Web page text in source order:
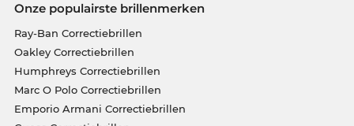
Onze populairste brillenmerken
Ray-Ban Correctiebrillen
Oakley Correctiebrillen
Humphreys Correctiebrillen
Marc O Polo Correctiebrillen
Emporio Armani Correctiebrillen